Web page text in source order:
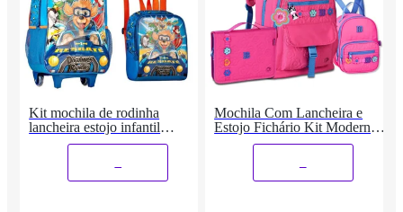
Kit mochila de rodinha
lancheira estojo infantil
Doguinhos Radicais
Mochila Com Lancheira e
Estojo Fichário Kit Moderno
Jovem RB